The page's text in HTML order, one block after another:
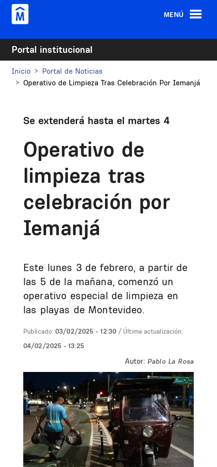
Pasar al contenido principal
MENÚ
Portal institucional
Inicio
Portal de Noticias
Operativo de Limpieza Tras Celebración Por Iemanjá
Se extenderá hasta el martes 4
Operativo de
limpieza tras
celebración por
Iemanjá
Este lunes 3 de febrero, a partir de
las 5 de la mañana, comenzó un
operativo especial de limpieza en
las playas de Montevideo.
Publicado: 03/02/2025 - 12:30 / Última actualización:
04/02/2025 - 13:25
Autor: Pablo La Rosa